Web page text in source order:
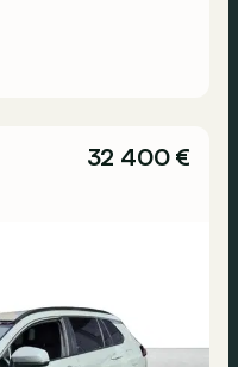
32 400 €